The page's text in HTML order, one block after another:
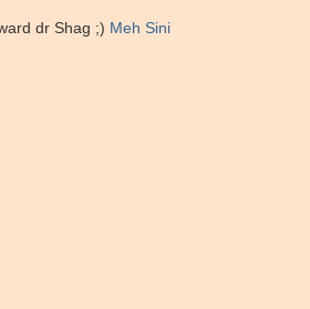
dr Shag ;) Meh Sini